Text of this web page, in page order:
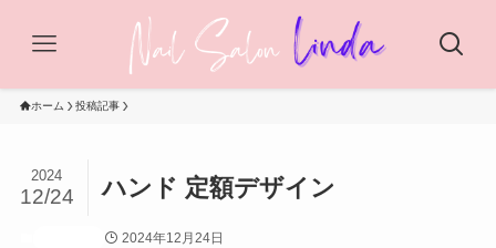
ホーム 投稿記事
ハンド 定額デザイン
2024
12/24
2024年12月24日